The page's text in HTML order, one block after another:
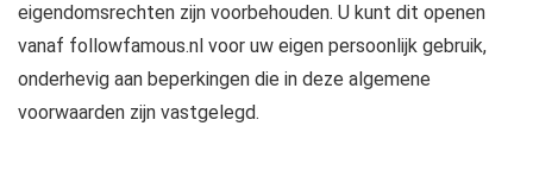
eigendomsrechten zijn voorbehouden. U kunt dit openen
vanaf followfamous.nl voor uw eigen persoonlijk gebruik,
onderhevig aan beperkingen die in deze algemene
voorwaarden zijn vastgelegd.